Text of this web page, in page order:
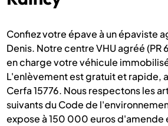
Confiez votre épave à un épaviste
Denis. Notre centre VHU agréé
en charge votre véhicule
L'enlèvement est gratuit et rapide,
Cerfa 15776. Nous respectons les
suivants du Code de
expose à 150 000 euros d'amende